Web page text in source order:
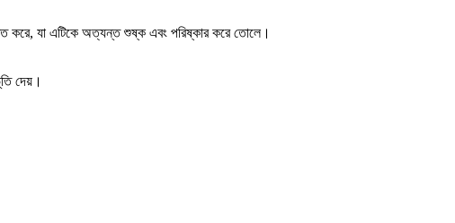
করে, যা এটিকে অত্যন্ত শুষ্ক এবং পরিষ্কার করে তোলে।
দেয়।